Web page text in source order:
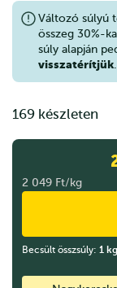
Változó súlyú
összeg 30%-
súly alapján
visszatérítjük
169 készleten
2 049 Ft/kg
Becsült összsúly: 1 kg